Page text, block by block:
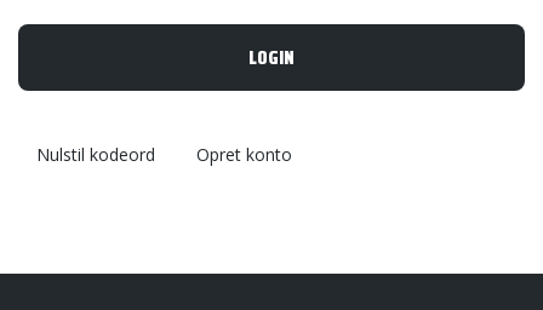
2020
Nulstil kodeord Opret konto